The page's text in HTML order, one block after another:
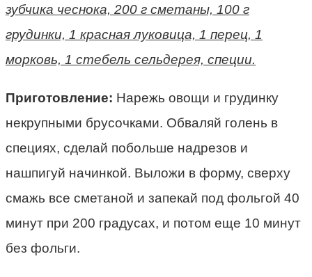
зубчика чеснока, 200 г сметаны, 100 г
грудинки, 1 красная луковица, 1 перец, 1
морковь, 1 стебель сельдерея, специи.
Приготовление: Нарежь овощи и грудинку
некрупными брусочками. Обваляй голень в
специях, сделай побольше надрезов и
нашпигуй начинкой. Выложи в форму, сверху
смажь все сметаной и запекай под фольгой 40
минут при 200 градусах, и потом еще 10 минут
без фольги.